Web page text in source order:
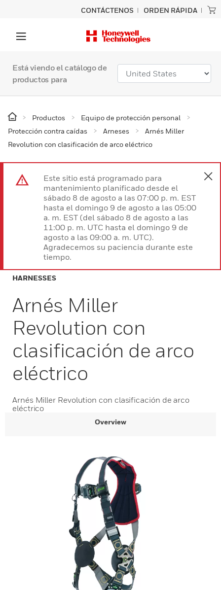
CONTÁCTENOS ORDEN RÁPIDA
Está viendo el catálogo de
productos para
Productos
Equipo de protección personal
Protección contra caídas
Arneses
Arnés Miller
Revolution con clasificación de arco eléctrico
Este sitio está programado para
mantenimiento planificado desde el
sábado 8 de agosto a las 07:00 p. m. EST
hasta el domingo 9 de agosto a las 05:00
a. m. EST (del sábado 8 de agosto a las
11:00 p. m. UTC hasta el domingo 9 de
agosto a las 09:00 a. m. UTC).
Agradecemos su paciencia durante este
tiempo.
HARNESSES
Arnés Miller
Revolution con
clasificación de arco
eléctrico
Arnés Miller Revolution con clasificación de arco
eléctrico
Overview